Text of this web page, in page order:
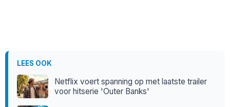
LEES OOK
Netflix voert spanning op met laatste trailer
voor hitserie 'Outer Banks'